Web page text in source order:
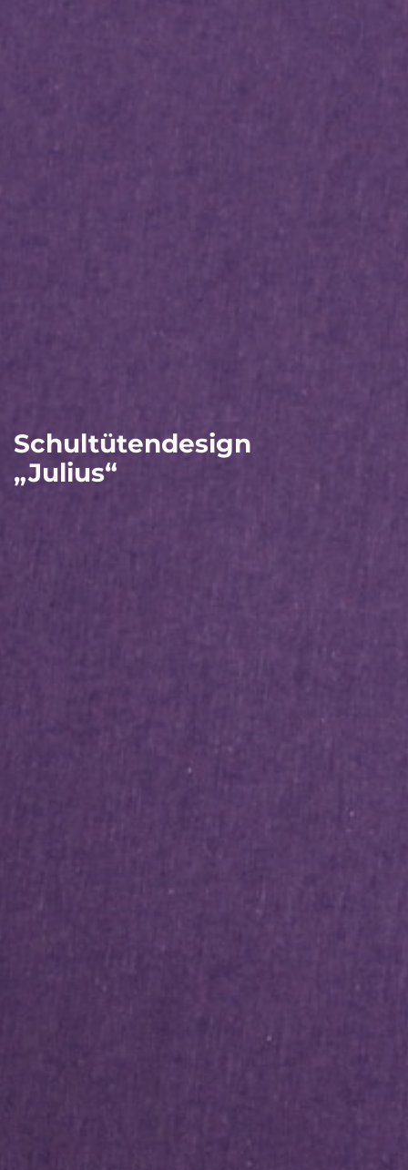
Schultütendesign
„Julius“